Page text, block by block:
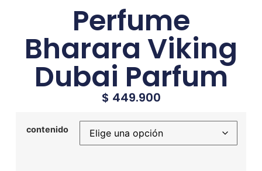
Perfume
Bharara Viking
Dubai Parfum
$ 449.900
contenido